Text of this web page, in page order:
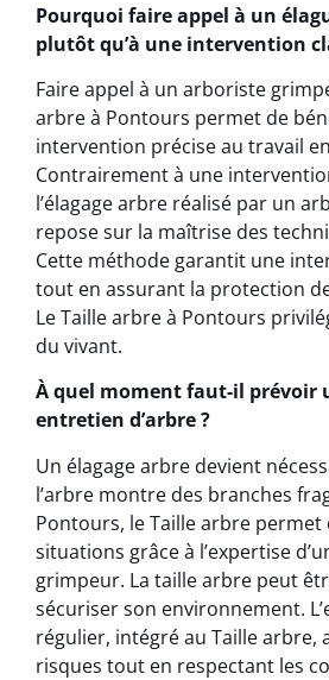
Pourquoi faire appel à un
plutôt qu’à une intervention
Faire appel à un arboriste
arbre à Pontours permet de
intervention précise au travail
Contrairement à une
l’élagage arbre réalisé par un
repose sur la maîtrise des
Cette méthode garantit une
tout en assurant la protection
Le Taille arbre à Pontours
du vivant.
À quel moment faut-il prévoir
entretien d’arbre ?
Un élagage arbre devient
l’arbre montre des branches
Pontours, le Taille arbre permet
situations grâce à l’expertise
grimpeur. La taille arbre peut
sécuriser son environnement.
régulier, intégré au Taille arbre,
risques tout en respectant les